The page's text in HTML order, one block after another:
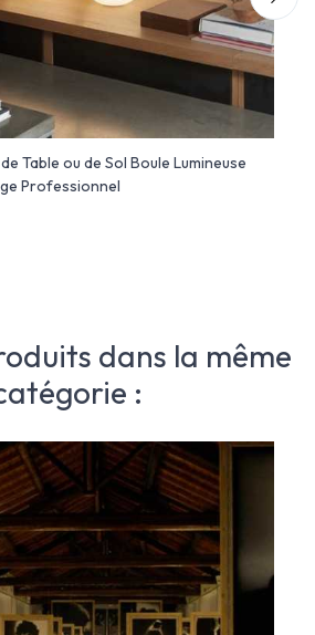
Table ou de Sol Boule Lumineuse
Professionnel
dans la même
: